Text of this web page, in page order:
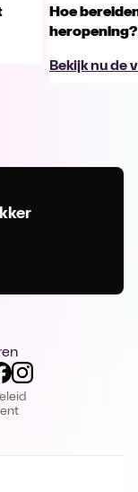
Hoe
heropening?
Bekijk nu de